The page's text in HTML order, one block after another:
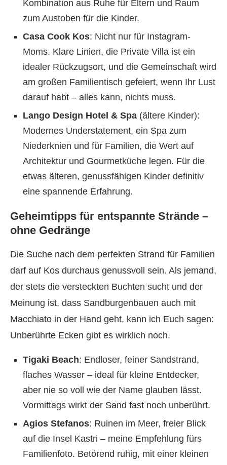
Kombination aus Ruhe für Eltern und Raum
zum Austoben für die Kinder.
Casa Cook Kos: Nicht nur für Instagram-
Moms. Klare Linien, die Private Villa ist ein
idealer Rückzugsort, und die Gemeinschaft wird
am großen Familientisch gefeiert, wenn Ihr Lust
darauf habt – alles kann, nichts muss.
Lango Design Hotel & Spa (ältere Kinder):
Modernes Understatement, ein Spa zum
Niederknien und für Familien, die Wert auf
Architektur und Gourmetküche legen. Für die
etwas älteren, genussfähigen Kinder definitiv
eine spannende Erfahrung.
Geheimtipps für entspannte Strände –
ohne Gedränge
Die Suche nach dem perfekten Strand für Familien
darf auf Kos durchaus genussvoll sein. Als jemand,
der stets die versteckten Buchten sucht und der
Meinung ist, dass Sandburgenbauen auch mit
Macchiato in der Hand geht, kann ich Euch sagen:
Unberührte Ecken gibt es wirklich noch.
Tigaki Beach: Endloser, feiner Sandstrand,
flaches Wasser – ideal für kleine Entdecker,
aber nie so voll wie der Name glauben lässt.
Vormittags wirkt der Sand fast noch unberührt.
Agios Stefanos: Ruinen im Meer, freier Blick
auf die Insel Kastri – meine Empfehlung fürs
Familienfoto. Betörend ruhig, mit einer kleinen